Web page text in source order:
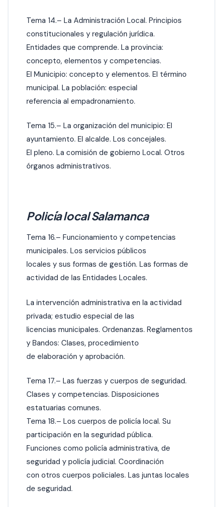
Tema 14.– La Administración Local. Principios
constitucionales y regulación jurídica.
Entidades que comprende. La provincia:
concepto, elementos y competencias.
El Municipio: concepto y elementos. El término
municipal. La población: especial
referencia al empadronamiento.
Tema 15.– La organización del municipio: El
ayuntamiento. El alcalde. Los concejales.
El pleno. La comisión de gobierno Local. Otros
órganos administrativos.
Policía local Salamanca
Tema 16.– Funcionamiento y competencias
municipales. Los servicios públicos
locales y sus formas de gestión. Las formas de
actividad de las Entidades Locales.
La intervención administrativa en la actividad
privada; estudio especial de las
licencias municipales. Ordenanzas. Reglamentos
y Bandos: Clases, procedimiento
de elaboración y aprobación.
Tema 17.– Las fuerzas y cuerpos de seguridad.
Clases y competencias. Disposiciones
estatuarias comunes.
Tema 18.– Los cuerpos de policía local. Su
participación en la seguridad pública.
Funciones como policía administrativa, de
seguridad y policía judicial. Coordinación
con otros cuerpos policiales. Las juntas locales
de seguridad.